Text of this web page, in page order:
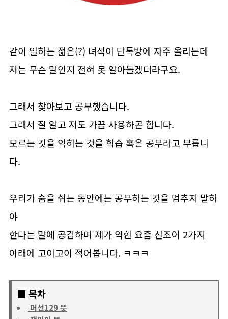
같이 일하는 젊은(?) 녀석이 단톡방에 자주 올리는데
저는 무슨 말인지 전혀 못 알아들겠더라구요.
그래서 찾아보고 공부했습니다.
그래서 잘 알고 저도 가끔 사용하곤 합니다.
모르는 것을 익히는 것을 학습 혹은 공부라고 부릅니
다.
우리가 숨을 쉬는 동안에는 공부하는 것을 멈추지 말하
야
한다는 말에 공감하며 제가 익힌 요즘 신조어 2가지
아래에 고이고이 적어봅니다. ㅋㅋㅋ
■ 목차
머선129 뜻